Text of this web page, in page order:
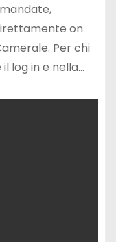
on
Per chi
log in e nella…